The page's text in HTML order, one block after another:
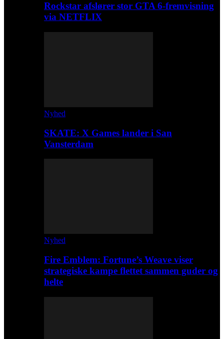
Rockstar afslører stor GTA 6-fremvisning
via NETFLIX
Nyhed
SKATE: X Games lander i San
Vansterdam
Nyhed
Fire Emblem: Fortune’s Weave viser
strategiske kampe flettet sammen guder og
helte